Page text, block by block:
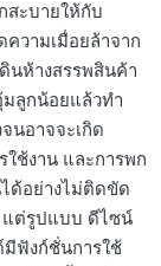
สะบายให้กับ
วามเมื่อยล้าจาก
นห้างสรรพสินค้า
มลูกน้อยแล้วทำ
นอาจจะเกิด
ช้งาน และการพก
ด้อย่างไม่ติดขัด
แต่รูปแบบ ดีไซน์
ฟังก์ชั่นการใช้